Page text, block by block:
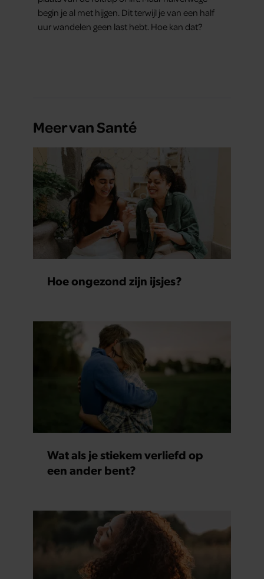
begin je al met hijgen. Dit terwijl je van een half
uur wandelen geen last hebt. Hoe kan dat?
Meer van Santé
Hoe ongezond zijn ijsjes?
Wat als je stiekem verliefd op
een ander bent?